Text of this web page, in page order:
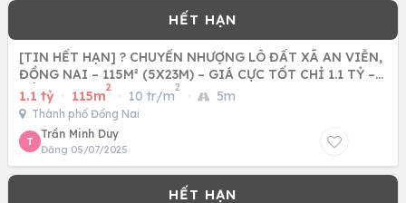
[TIN HẾT HẠN] ? CHUYỂN NHƯỢNG LÔ ĐẤT XÃ AN VIỄN,
ĐỒNG NAI – 115M² (5X23M) – GIÁ CỰC TỐT CHỈ 1.1 TỶ –
SỔ RIÊNG
1.1 tỷ · 115m
2
· 10 tr/m
2
· 5m
Thành phố Đồng Nai
T
Trần Minh Duy
Đăng 05/07/2025